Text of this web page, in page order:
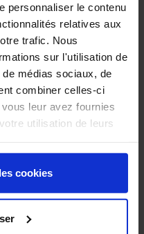
personnaliser le contenu
relatives aux
trafic. Nous
sur l'utilisation de
médias sociaux, de
combiner celles-ci
leur avez fournies
utilisation de leurs
cookies